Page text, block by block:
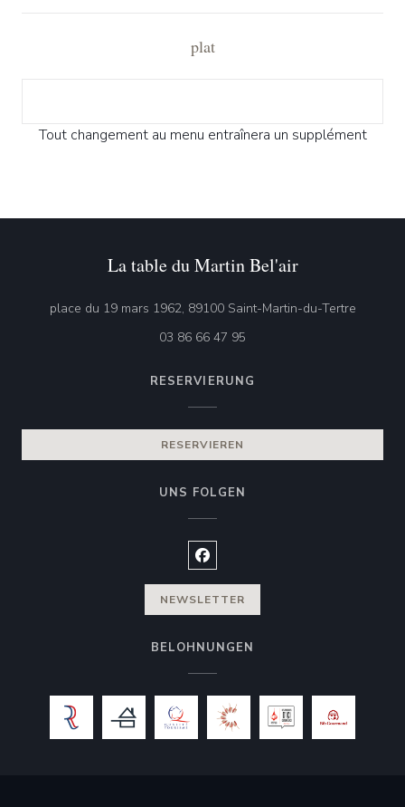
plat
Tout changement au menu entraînera un supplément
La table du Martin Bel'air
place du 19 mars 1962, 89100 Saint-Martin-du-Tertre((öffnet
03 86 66 47 95
RESERVIERUNG
RESERVIEREN
UNS FOLGEN
Facebook ((öffnet ein neues
NEWSLETTER
BELOHNUNGEN